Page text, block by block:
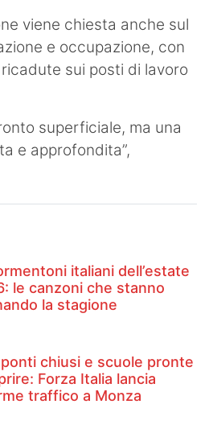
viene chiesta anche sul
e occupazione, con
sui posti di lavoro
superficiale, ma una
e approfondita”,
italiani dell’estate
le canzoni che stanno
la stagione
chiusi e scuole pronte
Forza Italia lancia
traffico a Monza